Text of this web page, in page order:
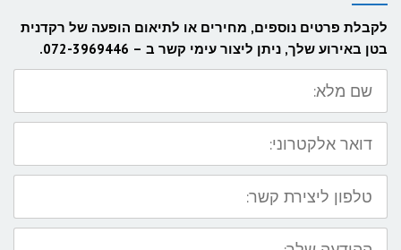
לקבלת פרטים נוספים, מחירים או לתיאום הופעה של רקדנית
בטן באירוע שלך, ניתן ליצור עימי קשר ב – 072-3969446.
שם
מלא:
דואר
אלקטרוני:
טלפון
ליצירת
קשר:
ההודעה
שלך: